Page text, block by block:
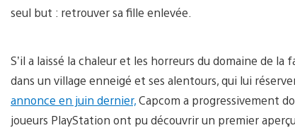
seul but : retrouver sa fille enlevée.
S’il a laissé la chaleur et les horreurs du domaine de
dans un village enneigé et ses alentours, qui lui
annonce en juin dernier,Capcom a progressivement
joueurs PlayStation ont pu découvrir un premier